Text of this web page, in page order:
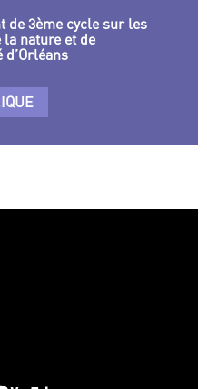
de 3ème cycle sur les
nature et de
d’Orléans